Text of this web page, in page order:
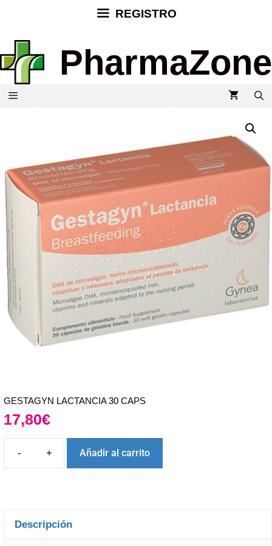
REGISTRO
PharmaZone
GESTAGYN LACTANCIA 30 CAPS
17,80€
Añadir al carrito
Descripción